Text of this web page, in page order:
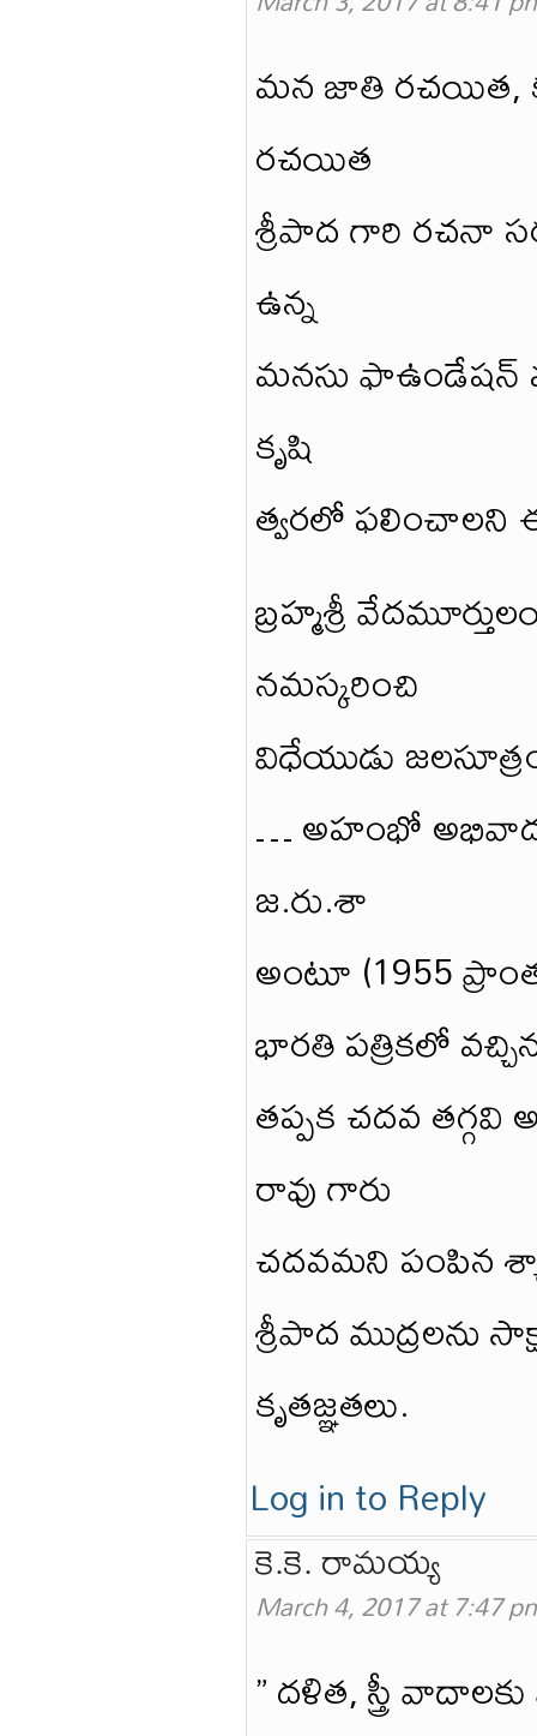
మన జాతి రచయిత,
రచయిత
శ్రీపాద గారి రచనా
ఉన్న
మనసు ఫాఉండేషన్
కృషి
త్వరలో ఫలించాలని
బ్రహ్మశ్రీ
నమస్కరించి
విధేయుడు
… అహంభో
జ.రు.శా
అంటూ (1955
భారతి పత్రికలో
తప్పక చదవ తగ్గవి
రావు గారు
చదవమని పంపిన
శ్రీపాద ముద్రలను
కృతజ్ఞతలు.
Log in to Reply
కె.కె. రామయ్య
March 4, 2017 at 7:47
” దళిత, స్త్రీ